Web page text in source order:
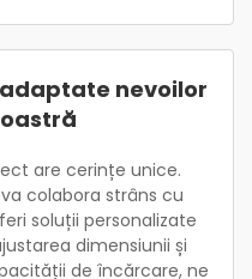
nevoilor
are cerințe unice.
colabora strâns cu
soluții personalizate
dimensiunii și
de încărcare, ne